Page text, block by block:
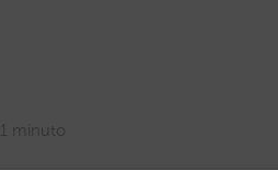
1 minuto